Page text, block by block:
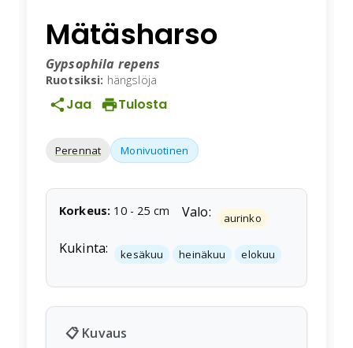
Mätäsharso
Gypsophila repens
Ruotsiksi: hängslöja
Jaa Tulosta
Perennat Monivuotinen
Korkeus: 10- 25 cm Valo: aurinko
Kukinta: kesäkuu heinäkuu elokuu
📋 Kuvaus